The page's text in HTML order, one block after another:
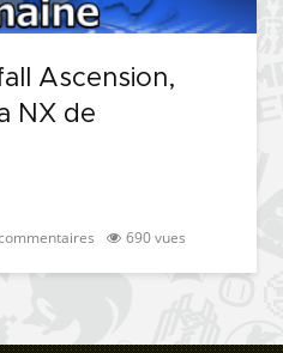
Ascension,
NX de
690 vues